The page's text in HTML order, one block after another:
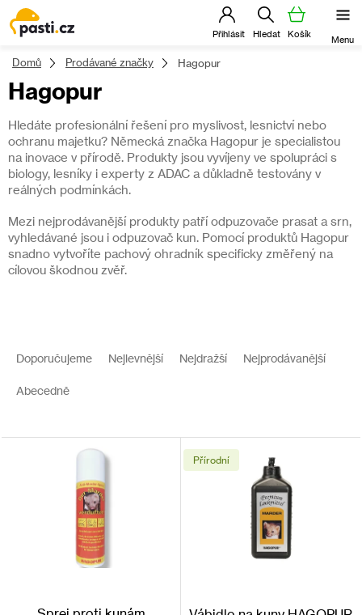
Přejít
na
obsah
Domů Prodávané značky Hagopur
Hagopur
Hledáte profesionální řešení pro myslivost, lesnictví nebo
ochranu majetku? Německá značka Hagopur je specialistou
na inovace v přírodě. Produkty jsou vyvíjeny ve spolupráci s
biology, lesníky i experty z ADAC a důkladně testovány v
reálných podmínkách.
Mezi nejprodávanější produkty patří odpuzovače prasat a srn,
vyhledávané jsou i odpuzovač kun. Pomocí produktů Hagopur
snadno vytvoříte pachový ohradník specificky změřený na
cílovou škodnou zvěř.
o
e
p
Doporučujeme Nejlevnější Nejdražší Nejprodávanější
Abecedně
Přírodní